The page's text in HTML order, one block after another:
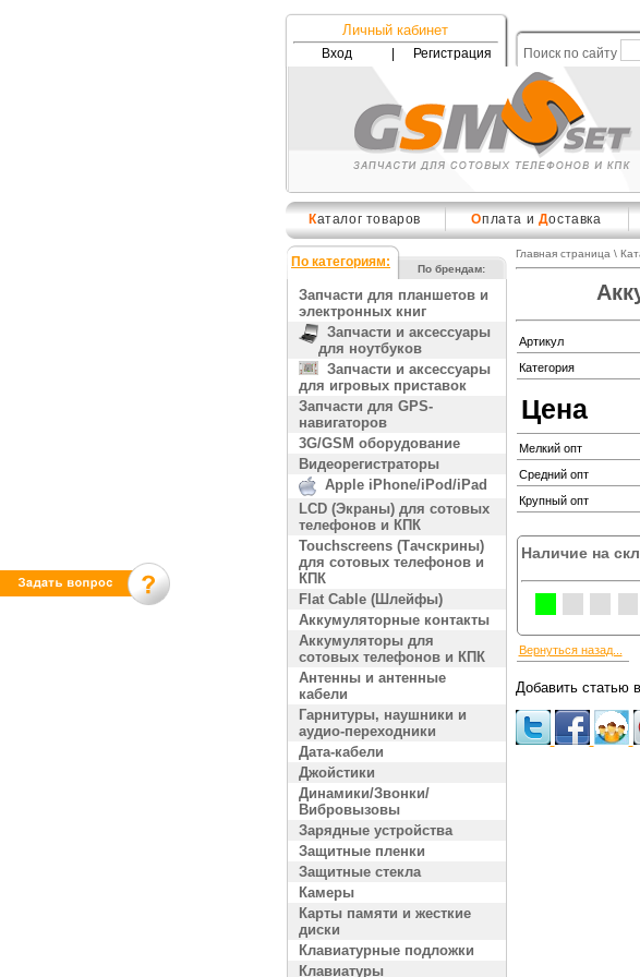
Личный кабинет
Вход Регистрация Поиск по сайту
Каталог товаров Оплата и Доставка
По категориям: По брендам:
Запчасти для планшетов и
электронных книг
Запчасти и аксессуары
для ноутбуков
Запчасти и аксессуары
для игровых приставок
Запчасти для GPS-
навигаторов
3G/GSM оборудование
Видеорегистраторы
Apple iPhone/iPod/iPad
LCD (Экраны) для сотовых
телефонов и КПК
Touchscreens (Тачскрины)
для сотовых телефонов и
КПК
Flat Cable (Шлейфы)
Аккумуляторные контакты
Аккумуляторы для
сотовых телефонов и КПК
Антенны и антенные
кабели
Гарнитуры, наушники и
аудио-переходники
Дата-кабели
Джойстики
Динамики/Звонки/
Вибровызовы
Зарядные устройства
Защитные пленки
Защитные стекла
Камеры
Карты памяти и жесткие
диски
Клавиатурные подложки
Клавиатуры
Главная страница \
Артикул
Категория
Цена
Мелкий опт
Средний опт
Крупный опт
Наличие на
Вернуться назад...
Добавить статью